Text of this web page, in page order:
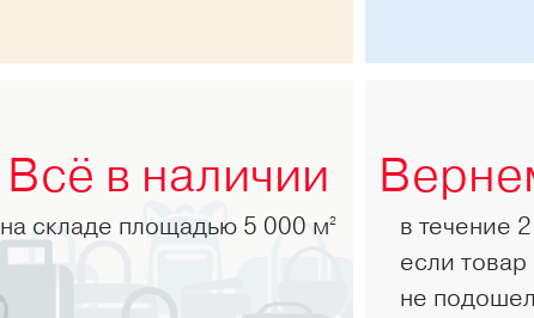
Всё в наличии
на складе площадью 5 000 м2
в течение
если товар
не подошел